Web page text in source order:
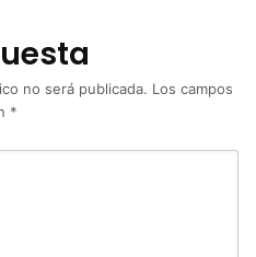
no será publicada. Los campos
*